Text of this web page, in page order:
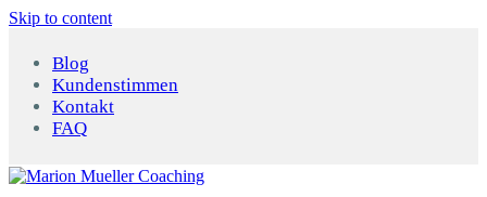
Skip to content
Blog
Kundenstimmen
Kontakt
FAQ